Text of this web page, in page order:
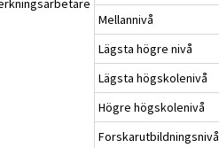
Mellannivå
Lägsta högre nivå
Lägsta högskolenivå
Högre högskolenivå
Forskarutbildningsnivå